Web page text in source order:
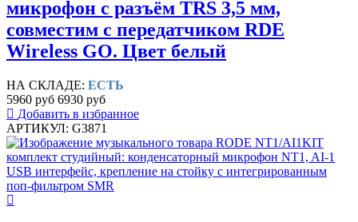
микрофон c разъём TRS 3,5 мм,
совместим с передатчиком RDE
Wireless GO. Цвет белый
НА СКЛАДЕ: ЕСТЬ
5960 руб 6930 руб
Добавить в избранное
АРТИКУЛ: G3871